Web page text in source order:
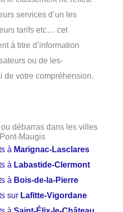
services d’un les
tarifs etc… cet
à titre d’information
ou de les-
de votre compréhension.
débarras dans les villes
Maugis
à Marignac-Lasclares
à Labastide-Clermont
à Bois-de-la-Pierre
sur Lafitte-Vigordane